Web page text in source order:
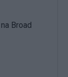
Broad